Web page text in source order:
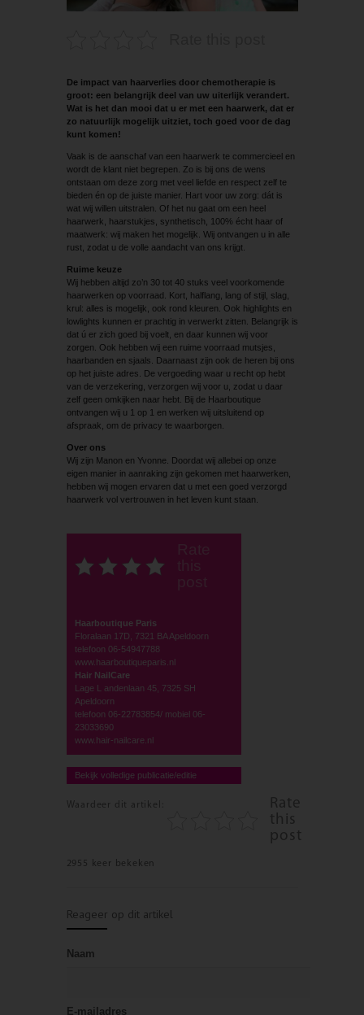
De impact van haarverlies door chemotherapie is
groot: een belangrijk deel van uw uiterlijk verandert.
Wat is het dan mooi dat u er met een haarwerk, dat er
zo natuurlijk mogelijk uitziet, toch goed voor de dag
kunt komen!
Vaak is de aanschaf van een haarwerk te commercieel en
wordt de klant niet begrepen. Zo is bij ons de wens
ontstaan om deze zorg met veel liefde en respect zelf te
bieden én op de juiste manier. Hart voor uw zorg: dát is
wat wij willen uitstralen. Of het nu gaat om een heel
haarwerk, haarstukjes, synthetisch, 100% écht haar of
maatwerk: wij maken het mogelijk. Wij ontvangen u in alle
rust, zodat u de volle aandacht van ons krijgt.
Ruime keuze
Wij hebben altijd zo’n 30 tot 40 stuks veel voorkomende
haarwerken op voorraad. Kort, halflang, lang of stijl, slag,
krul: alles is mogelijk, ook rond kleuren. Ook highlights en
lowlights kunnen er prachtig in verwerkt zitten. Belangrijk is
dat ú er zich goed bij voelt, en daar kunnen wij voor
zorgen. Ook hebben wij een ruime voorraad mutsjes,
haarbanden en sjaals. Daarnaast zijn ook de heren bij ons
op het juiste adres. De vergoeding waar u recht op hebt
van de verzekering, verzorgen wij voor u, zodat u daar
zelf geen omkijken naar hebt. Bij de Haarboutique
ontvangen wij u 1 op 1 en werken wij uitsluitend op
afspraak, om de privacy te waarborgen.
Over ons
Wij zijn Manon en Yvonne. Doordat wij allebei op onze
eigen manier in aanraking zijn gekomen met haarwerken,
hebben wij mogen ervaren dat u met een goed verzorgd
haarwerk vol vertrouwen in het leven kunt staan.
Haarboutique Paris
Floralaan 17D, 7321 BA Apeldoorn
telefoon 06-54947788
www.haarboutiqueparis.nl
Hair NailCare
Lage L andenlaan 45, 7325 SH
Apeldoorn
telefoon 06-22783854/ mobiel 06-
23033690
www.hair-nailcare.nl
Bekijk volledige publicatie/editie
Waardeer dit artikel:
Rate
this
post
2955 keer bekeken
Reageer op dit artikel
Naam
E-mailadres